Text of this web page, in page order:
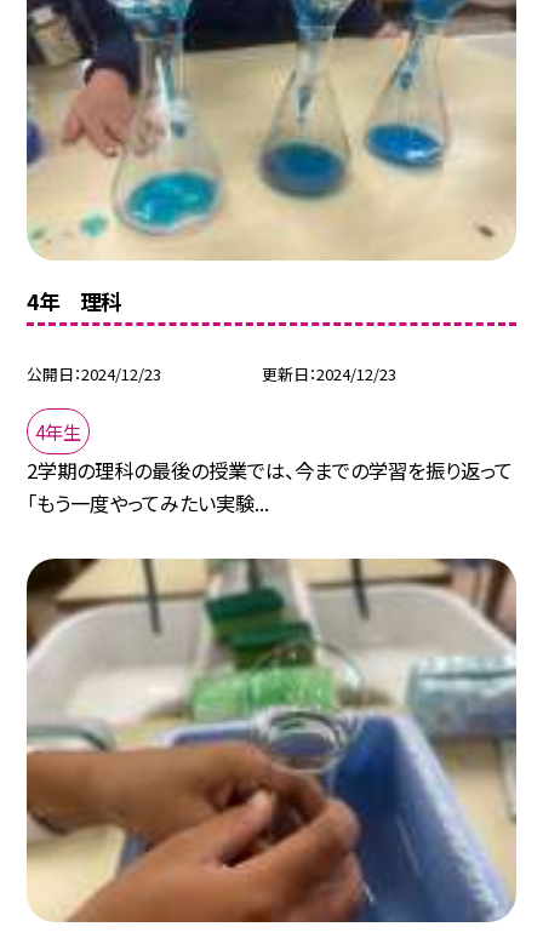
4年 理科
公開日 2024/12/23 更新日 2024/12/23
4年生
2学期の理科の最後の授業では、今までの学習を振り返って
「もう一度やってみたい実験...